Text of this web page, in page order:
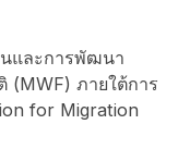
และการพัฒนา
(MWF) ภายใต้การ
for Migration